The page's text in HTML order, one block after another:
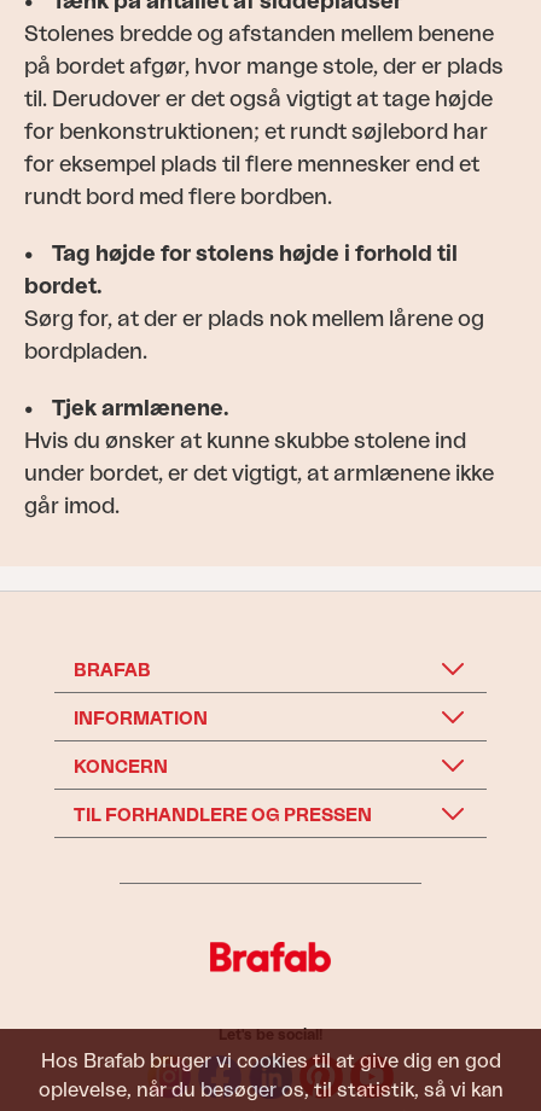
Hos Brafab bruger vi cookies til at give dig en god
oplevelse, når du besøger os, til statistik, så vi kan
Stolenes bredde og afstanden mellem benene
på bordet afgør, hvor mange stole, der er plads
til. Derudover er det også vigtigt at tage højde
for benkonstruktionen; et rundt søjlebord har
for eksempel plads til flere mennesker end et
rundt bord med flere bordben.
• Tag højde for stolens højde i forhold til
bordet.
Sørg for, at der er plads nok mellem lårene og
bordpladen.
• Tjek armlænene.
Hvis du ønsker at kunne skubbe stolene ind
under bordet, er det vigtigt, at armlænene ikke
går imod.
BRAFAB
INFORMATION
KONCERN
TIL FORHANDLERE OG PRESSEN
Let's be social!